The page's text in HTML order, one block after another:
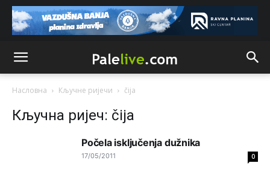
Насловна Кључне ријечи čija
Кључна ријеч: čija
Počela isključenja dužnika
17/05/2011 0
Анонимно2806721 јуче
11:21
arapa po Palama i Jahorini,ostavljaju vam pare a vi se
smeškate .Da ne bi možda da vam šalju poštom a da ne
dolaze? Kurko
БиХ није гласала да је тзв.Косово држава. Лупаш ко к у
Анонимно2807895 јуче 12:16